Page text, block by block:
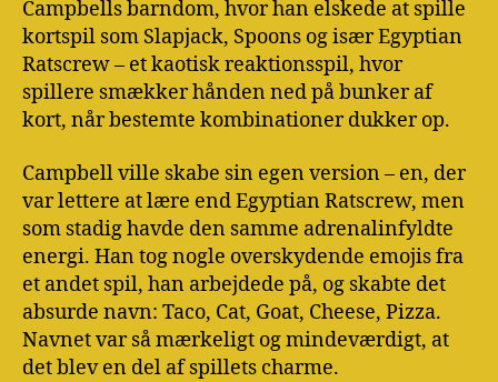
Campbells barndom, hvor han elskede at spille
kortspil som Slapjack, Spoons og især Egyptian
Ratscrew – et kaotisk reaktionsspil, hvor
spillere smækker hånden ned på bunker af
kort, når bestemte kombinationer dukker op.
Campbell ville skabe sin egen version – en, der
var lettere at lære end Egyptian Ratscrew, men
som stadig havde den samme adrenalinfyldte
energi. Han tog nogle overskydende emojis fra
et andet spil, han arbejdede på, og skabte det
absurde navn: Taco, Cat, Goat, Cheese, Pizza.
Navnet var så mærkeligt og mindeværdigt, at
det blev en del af spillets charme.